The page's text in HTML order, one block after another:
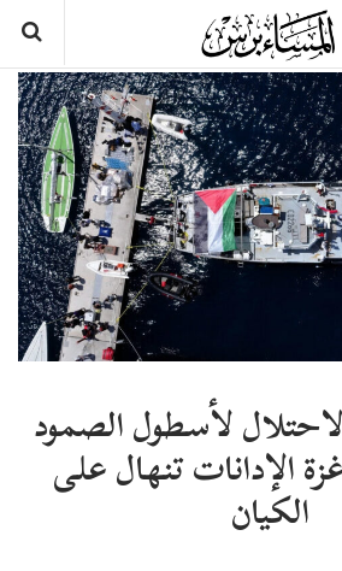
لأسطول الصمود
الإدانات تنهال على
الكيان